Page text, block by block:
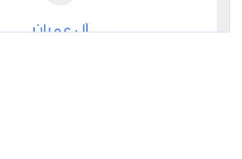
آل عمران